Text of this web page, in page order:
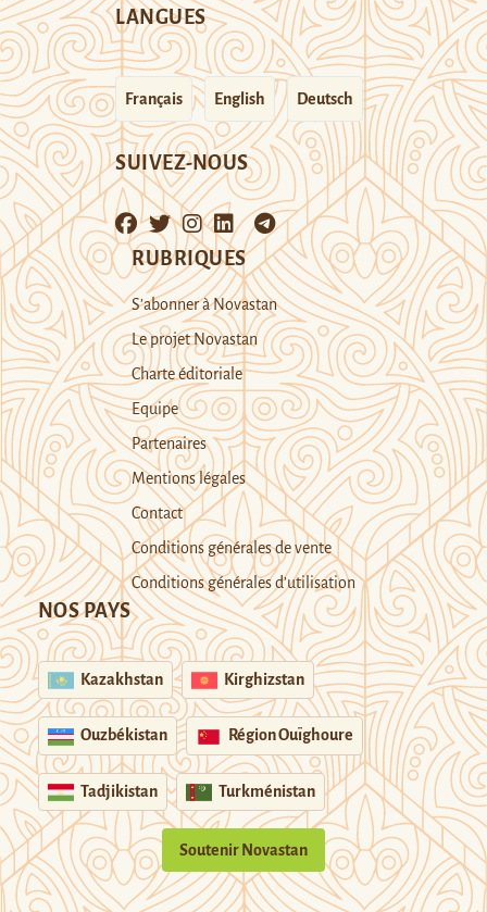
LANGUES
Français English Deutsch
SUIVEZ-NOUS
RUBRIQUES
S’abonner à Novastan
Le projet Novastan
Charte éditoriale
Equipe
Partenaires
Mentions légales
Contact
Conditions générales de vente
Conditions générales d’utilisation
NOS PAYS
Kazakhstan Kirghizstan
Ouzbékistan Région Ouïghoure
Tadjikistan Turkménistan
Soutenir Novastan